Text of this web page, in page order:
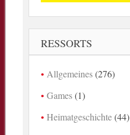
RESSORTS
Allgemeines(276)
Games(1)
Heimatgeschichte(44)